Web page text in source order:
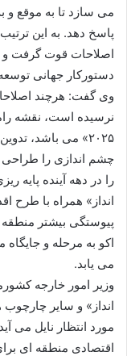
می سازد تا به موقع و
پاسخ دهد. به این
اصلاحات قوت گرفت و
دستورکار جهانی توسعه پس از ۲۰۱۵ پدید
وی گفت: هرچند
نرسیده است، نقشه
۲۰۲۵» می باشد،
چشم اندازی را طراحی
را در دهه آینده پایه
انداز» همراه با طرح
پیوستگی بیشتر
اکو به مرحله و
می یابد.
وزیر امور خارجه
انداز» و سایر چارچوب
مورد انتظار نایل می
اقتصادی منطقه ای